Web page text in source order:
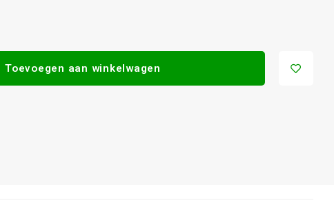
Toevoegen aan winkelwagen